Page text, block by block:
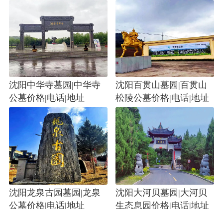
沈阳中华寺墓园|中华寺
公墓价格|电话|地址
沈阳百贯山墓园|百贯山
松陵公墓价格|电话|地址
沈阳龙泉古园墓园|龙泉
公墓价格|电话|地址
沈阳大河贝墓园|大河贝
生态息园价格|电话|地址